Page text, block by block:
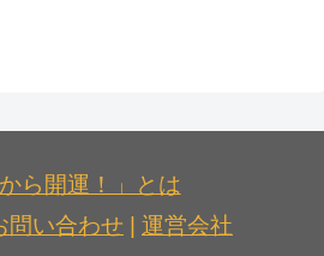
から開運！」とは
問い合わせ | 運営会社